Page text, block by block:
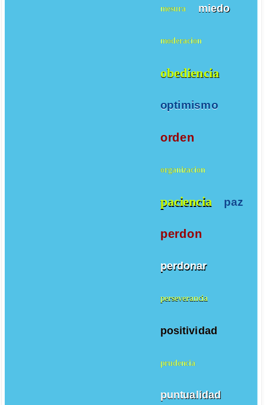
mesura miedo
moderacion
obediencia
optimismo
orden
organizacion
paciencia paz
perdon
perdonar
perseverancia
positividad
prudencia
puntualidad